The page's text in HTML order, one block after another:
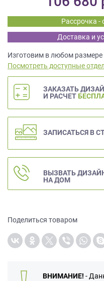
Рассрочка -
Доставка и
Изготовим в любом размере
Посмотреть доступные
ЗАКАЗАТЬ
И РАСЧЕТ
ЗАПИСАТЬСЯ В
ВЫЗВАТЬ
НА ДОМ
Поделиться товаром
ВНИМАНИЕ! -